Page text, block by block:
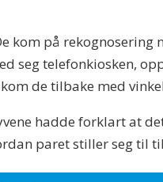
kom på
seg telefonkiosken,
de tilbake med
hadde forklart at
paret stiller seg til